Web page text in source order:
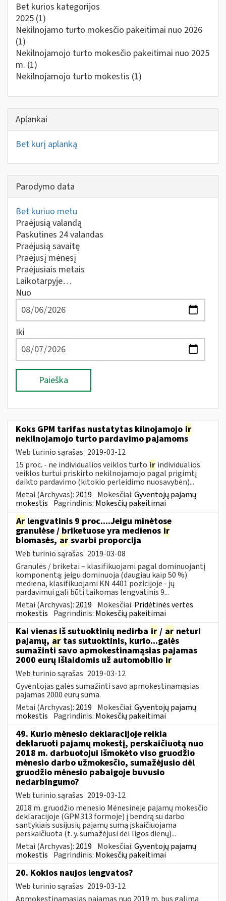
Bet kurios kategorijos
2025 (1)
Nekilnojamo turto mokesčio pakeitimai nuo 2026
(1)
Nekilnojamojo turto mokesčio pakeitimai nuo 2025
m. (1)
Nekilnojamojo turto mokestis (1)
Aplankai
Bet kurį aplanką
Parodymo data
Bet kuriuo metu
Praėjusią valandą
Paskutines 24 valandas
Praėjusią savaitę
Praėjusį mėnesį
Praėjusiais metais
Laikotarpyje…
Nuo
Iki
Paieška
Koks GPM tarifas nustatytas kilnojamojo ir
nekilnojamojo turto pardavimo pajamoms
Web turinio sąrašas 2019-03-12
15 proc. - ne individualios veiklos turto ir individualios
veiklos turtui priskirto nekilnojamojo pagal prigimtį
daikto pardavimo (kitokio perleidimo nuosavybėn)...
Metai (Archyvas): 2019 Mokesčiai:Gyventojų pajamų
mokestis Pagrindinis: Mokesčių pakeitimai
Ar lengvatinis 9 proc....Jeigu minėtose
granulėse / briketuose yra medienos ir
biomasės, ar svarbi proporcija
Web turinio sąrašas 2019-03-08
Granulės / briketai – klasifikuojami pagal dominuojantį
komponentą: jeigu dominuoja (daugiau kaip 50 %)
mediena, klasifikuojami KN 4401 pozicijoje - jų
pardavimui gali būti taikomas lengvatinis 9...
Metai (Archyvas): 2019 Mokesčiai: Pridėtinės vertės
mokestis Pagrindinis: Mokesčių pakeitimai
Kai vienas iš sutuoktinių nedirba ir / ar neturi
pajamų, ar tas sutuoktinis, kurio...galės
sumažinti savo apmokestinamąsias pajamas
2000 eurų išlaidomis už automobilio ir
Web turinio sąrašas 2019-03-12
Gyventojas galės sumažinti savo apmokestinamąsias
pajamas 2000 eurų suma.
Metai (Archyvas): 2019 Mokesčiai:Gyventojų pajamų
mokestis Pagrindinis: Mokesčių pakeitimai
49. Kurio mėnesio deklaracijoje reikia
deklaruoti pajamų mokestį, perskaičiuotą nuo
2018 m. darbuotojui išmokėto viso gruodžio
mėnesio darbo užmokesčio, sumažėjusio dėl
gruodžio mėnesio pabaigoje buvusio
nedarbingumo?
Web turinio sąrašas 2019-03-12
2018 m. gruodžio mėnesio Mėnesinėje pajamų mokesčio
deklaracijoje (GPM313 formoje) į bendrą su darbo
santykiais susijusių pajamų sumą įskaičiuojama
perskaičiuota (t. y. sumažėjusi dėl ligos dienų)...
Metai (Archyvas): 2019 Mokesčiai:Gyventojų pajamų
mokestis Pagrindinis: Mokesčių pakeitimai
20. Kokios naujos lengvatos?
Web turinio sąrašas 2019-03-12
Apmokestinamąsias pajamas nuo 2019 m. bus galima